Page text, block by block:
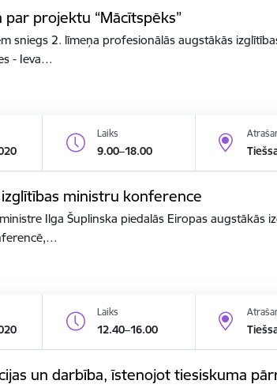
par projektu “Mācītspēks”
sniegs 2. līmeņa profesionālās augstākās
- Ieva…
Laiks
9.00–18.00
ministru konference
Ilga Šuplinska piedalās Eiropas augstākās
Laiks
12.40–16.00
un darbība, īstenojot tiesiskuma